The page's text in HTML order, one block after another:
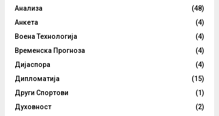
Анализа
(48)
Анкета
(4)
Воена Технологија
(4)
Временска Прогноза
(4)
Дијаспора
(4)
Дипломатија
(15)
Други Спортови
(1)
Духовност
(2)